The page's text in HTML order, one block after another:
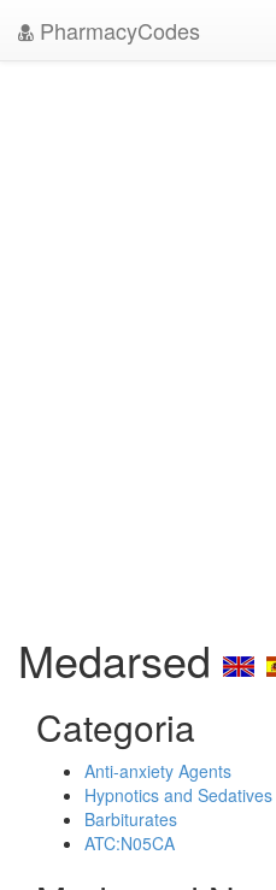
PharmacyCodes
Medarsed
Categoria
Anti-anxiety Agents
Hypnotics and Sedatives
Barbiturates
ATC:N05CA